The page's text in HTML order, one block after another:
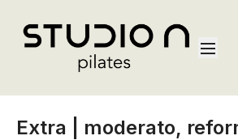
Extra | moderato,